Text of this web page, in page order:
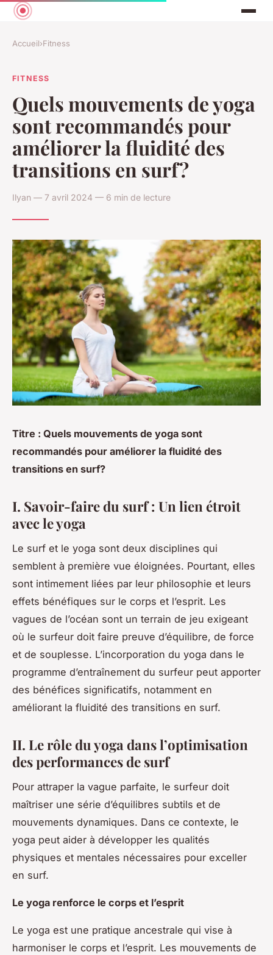
Accueil›Fitness
FITNESS
Quels mouvements de yoga
sont recommandés pour
améliorer la fluidité des
transitions en surf?
Ilyan — 7 avril 2024 — 6 min de lecture
Titre : Quels mouvements de yoga sont
recommandés pour améliorer la fluidité des
transitions en surf?
I. Savoir-faire du surf : Un lien étroit
avec le yoga
Le surf et le yoga sont deux disciplines qui
semblent à première vue éloignées. Pourtant, elles
sont intimement liées par leur philosophie et leurs
effets bénéfiques sur le corps et l’esprit. Les
vagues de l’océan sont un terrain de jeu exigeant
où le surfeur doit faire preuve d’équilibre, de force
et de souplesse. L’incorporation du yoga dans le
programme d’entraînement du surfeur peut apporter
des bénéfices significatifs, notamment en
améliorant la fluidité des transitions en surf.
II. Le rôle du yoga dans l’optimisation
des performances de surf
Pour attraper la vague parfaite, le surfeur doit
maîtriser une série d’équilibres subtils et de
mouvements dynamiques. Dans ce contexte, le
yoga peut aider à développer les qualités
physiques et mentales nécessaires pour exceller
en surf.
Le yoga renforce le corps et l’esprit
Le yoga est une pratique ancestrale qui vise à
harmoniser le corps et l’esprit. Les mouvements de